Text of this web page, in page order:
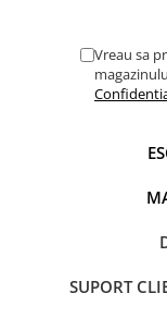
Vreau sa
SUPORT